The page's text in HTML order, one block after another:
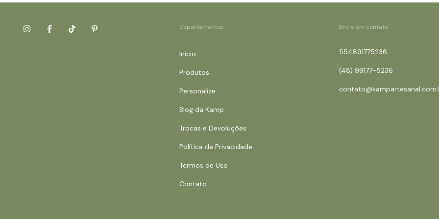
Departamentos
Início
Produtos
Personalize
Blog da Kamp
Trocas e Devoluções
Política de Privacidade
Termos de Uso
Contato
Entre em contato
554891775236
(48) 99177-5236